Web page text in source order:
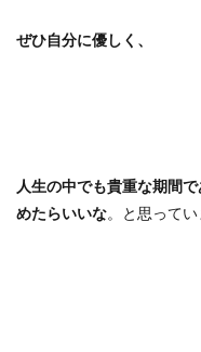
ぜひ自分に優しく、
人生の中でも貴重な期間
めたらいいな。と思ってい